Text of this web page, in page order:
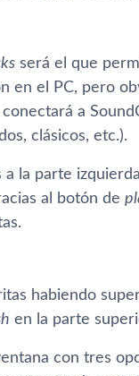
será el que
en el PC, pero
a
clásicos, etc.).
a la parte
al botón de
habiendo
en la parte
con tres